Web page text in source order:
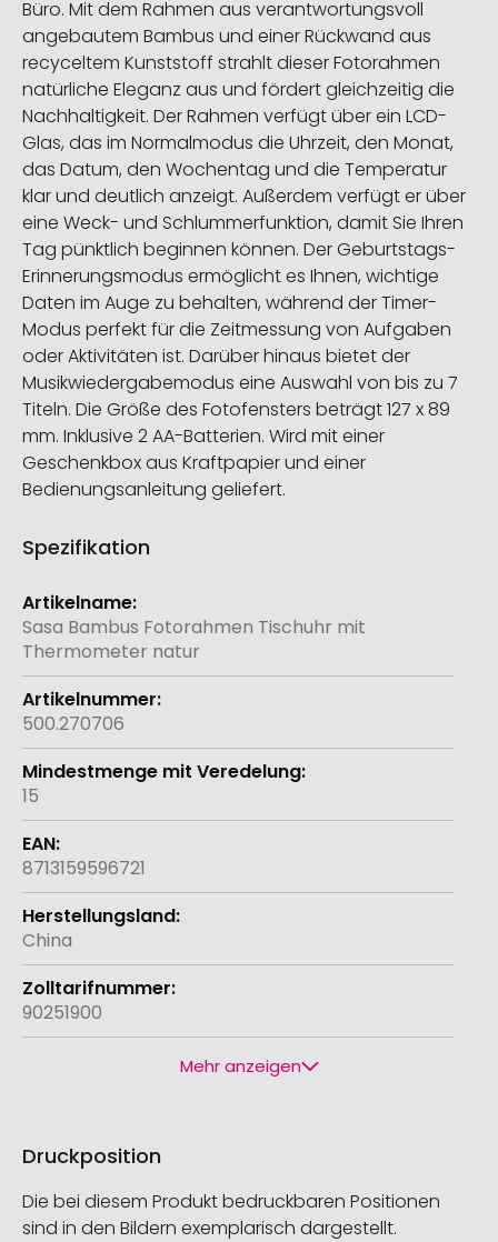
Büro. Mit dem Rahmen aus verantwortungsvoll
angebautem Bambus und einer Rückwand aus
recyceltem Kunststoff strahlt dieser Fotorahmen
natürliche Eleganz aus und fördert gleichzeitig die
Nachhaltigkeit. Der Rahmen verfügt über ein LCD-
Glas, das im Normalmodus die Uhrzeit, den Monat,
das Datum, den Wochentag und die Temperatur
klar und deutlich anzeigt. Außerdem verfügt er über
eine Weck- und Schlummerfunktion, damit Sie Ihren
Tag pünktlich beginnen können. Der Geburtstags-
Erinnerungsmodus ermöglicht es Ihnen, wichtige
Daten im Auge zu behalten, während der Timer-
Modus perfekt für die Zeitmessung von Aufgaben
oder Aktivitäten ist. Darüber hinaus bietet der
Musikwiedergabemodus eine Auswahl von bis zu 7
Titeln. Die Größe des Fotofensters beträgt 127 x 89
mm. Inklusive 2 AA-Batterien. Wird mit einer
Geschenkbox aus Kraftpapier und einer
Bedienungsanleitung geliefert.
Spezifikation
Weitere
Informationen
Sasa Bambus Fotorahmen Tischuhr mit
Thermometer natur
500.270706
15
8713159596721
China
90251900
Mehr anzeigen
Druckposition
Die bei diesem Produkt bedruckbaren Positionen
sind in den Bildern exemplarisch dargestellt.